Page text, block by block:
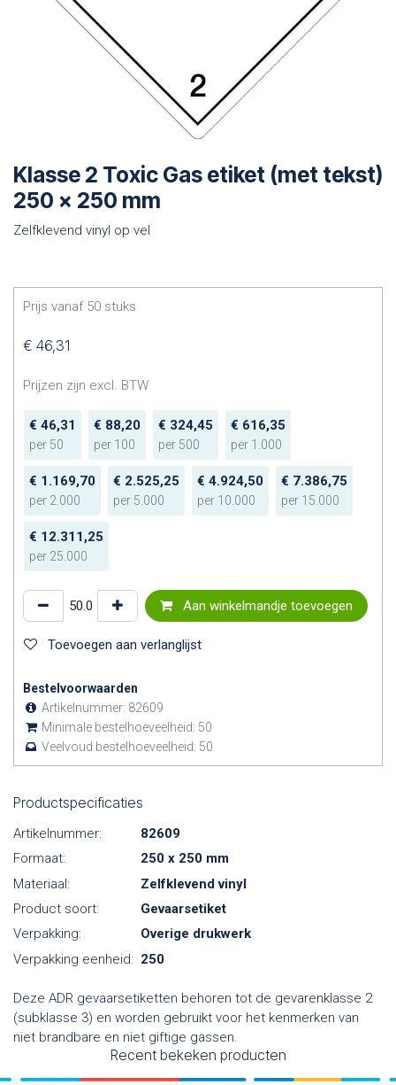
Klasse 2 Toxic Gas etiket (met tekst)
250 x 250 mm
Zelfklevend vinyl op vel
Prijs vanaf 50 stuks
€ 46,31
Prijzen zijn excl. BTW
€ 46,31
per 50
€ 88,20
per 100
€ 324,45
per 500
€ 616,35
per 1.000
€ 1.169,70
per 2.000
€ 2.525,25
per 5.000
€ 4.924,50
per 10.000
€ 7.386,75
per 15.000
€ 12.311,25
per 25.000
Aan winkelmandje toevoegen
Toevoegen aan verlanglijst
Bestelvoorwaarden
Artikelnummer: 82609
Minimale bestelhoeveelheid: 50
Veelvoud bestelhoeveelheid: 50
Productspecificaties
Artikelnummer:
82609
Formaat:
250 x 250 mm
Materiaal:
Zelfklevend vinyl
Product soort:
Gevaarsetiket
Verpakking:
Overige drukwerk
Verpakking eenheid: 250
Deze ADR gevaarsetiketten behoren tot de gevarenklasse 2
(subklasse 3) en worden gebruikt voor het kenmerken van
niet brandbare en niet giftige gassen.
Recent bekeken producten